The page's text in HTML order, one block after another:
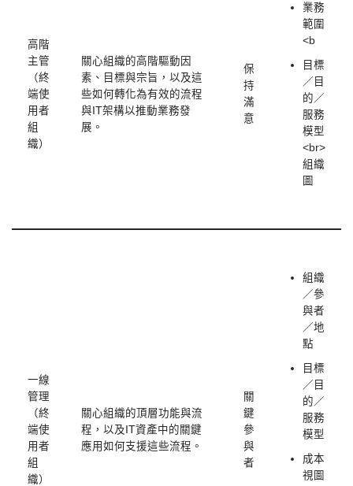
高階
主管
（終
端使
用者
組
織）
關心組織的高階驅動因
素、目標與宗旨，以及這
些如何轉化為有效的流程
與IT架構以推動業務發
展。
保
持
滿
意
業務
範圍
<b
目標
／目
的／
服務
模型
<br>
組織
圖
一線
管理
（終
端使
用者
組
織）
關心組織的頂層功能與流
程，以及IT資產中的關鍵
應用如何支援這些流程。
關
鍵
參
與
者
組織
／參
與者
／地
點
目標
／目
的／
服務
模型
成本
視圖